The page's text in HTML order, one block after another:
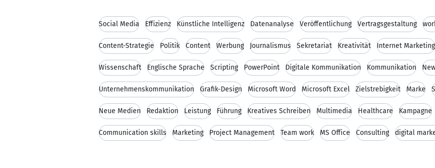
Social Media Effizienz Künstliche Intelligenz Datenanalyse Veröffentlichung Vertragsgestaltung
Content-Strategie Politik Content Werbung Journalismus Sekretariat Kreativität Internet Marketing
Wissenschaft Englische Sprache Scripting PowerPoint Digitale Kommunikation Kommunikation
Unternehmenskommunikation Grafik-Design Microsoft Word Microsoft Excel Zielstrebigkeit Marke
Neue Medien Redaktion Leistung Führung Kreatives Schreiben Multimedia Healthcare Kampagne
Communication skills Marketing Project Management Team work MS Office Consulting digital